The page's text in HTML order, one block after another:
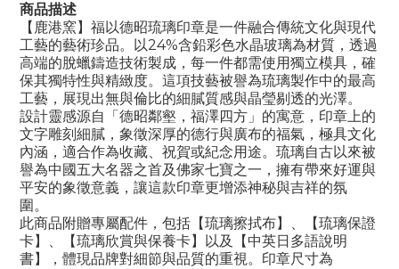
商品描述
【鹿港窯】福以德昭琉璃印章是一件融合傳統文化與現代
工藝的藝術珍品。以24%含鉛彩色水晶玻璃為材質，透過
高端的脫蠟鑄造技術製成，每一件都需使用獨立模具，確
保其獨特性與精緻度。這項技藝被譽為琉璃製作中的最高
工藝，展現出無與倫比的細膩質感與晶瑩剔透的光澤。
設計靈感源自「德昭鄰壑，福澤四方」的寓意，印章上的
文字雕刻細膩，象徵深厚的德行與廣布的福氣，極具文化
內涵，適合作為收藏、祝賀或紀念用途。琉璃自古以來被
譽為中國五大名器之首及佛家七寶之一，擁有帶來好運與
平安的象徵意義，讓這款印章更增添神秘與吉祥的氛
圍。
此商品附贈專屬配件，包括【琉璃擦拭布】、【琉璃保證
卡】、【琉璃欣賞與保養卡】以及【中英日多語說明
書】，體現品牌對細節與品質的重視。印章尺寸為